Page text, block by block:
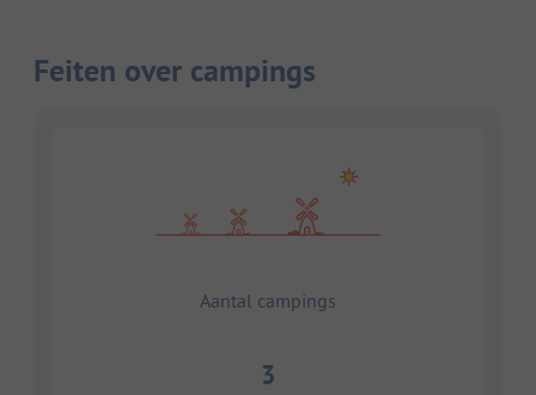
Feiten over campings
Aantal campings
3